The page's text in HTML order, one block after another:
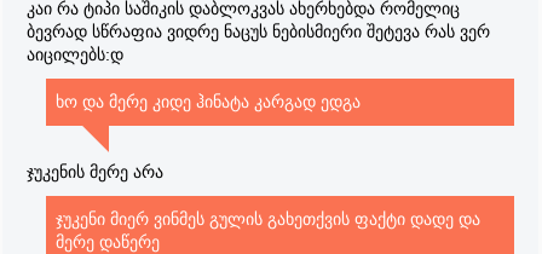
კაი რა ტიპი საშიკის დაბლოკვას ახერხებდა რომელიც
ბევრად სწრაფია ვიდრე ნაცუს ნებისმიერი შეტევა რას ვერ
აიცილებს:დ
ხო და მერე კიდე ჰინატა კარგად ედგა
ჯუკენის მერე არა
ჯუკენი მიერ ვინმეს გულის გახეთქვის ფაქტი დადე და
მერე დაწერე